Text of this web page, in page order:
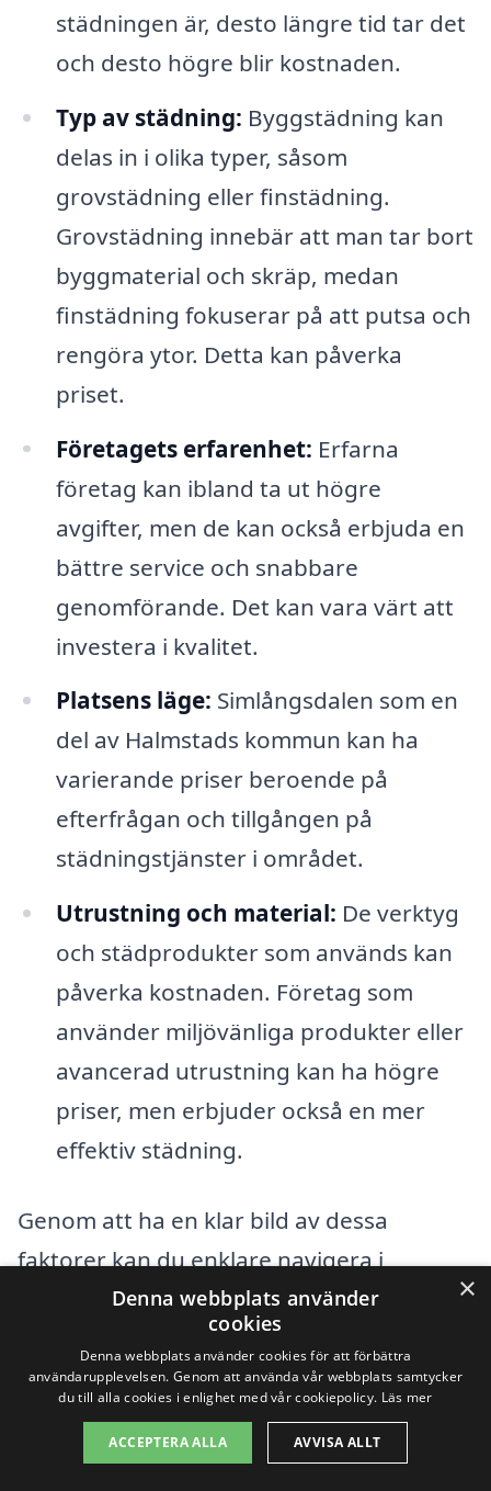
städningen är, desto längre tid tar det
och desto högre blir kostnaden.
Typ av städning: Byggstädning kan
delas in i olika typer, såsom
grovstädning eller finstädning.
Grovstädning innebär att man tar bort
byggmaterial och skräp, medan
finstädning fokuserar på att putsa och
rengöra ytor. Detta kan påverka
priset.
Företagets erfarenhet: Erfarna
företag kan ibland ta ut högre
avgifter, men de kan också erbjuda en
bättre service och snabbare
genomförande. Det kan vara värt att
investera i kvalitet.
Platsens läge: Simlångsdalen som en
del av Halmstads kommun kan ha
varierande priser beroende på
efterfrågan och tillgången på
städningstjänster i området.
Utrustning och material: De verktyg
och städprodukter som används kan
påverka kostnaden. Företag som
använder miljövänliga produkter eller
avancerad utrustning kan ha högre
priser, men erbjuder också en mer
effektiv städning.
Genom att ha en klar bild av dessa
faktorer kan du enklare navigera i
processen att få byggstädning i
Simlångsdalen. Det är alltid bra att begära
flera offerter för att kunna jämföra priser
och tjänster. Plattformar somxn--
byggstdning-pris-0nb.segör det enkelt
×
Denna webbplats använder
cookies
Denna webbplats använder cookies för att förbättra
användarupplevelsen. Genom att använda vår webbplats samtycker
du till alla cookies i enlighet med vår cookiepolicy. Läs mer
ACCEPTERA ALLA AVVISA ALLT